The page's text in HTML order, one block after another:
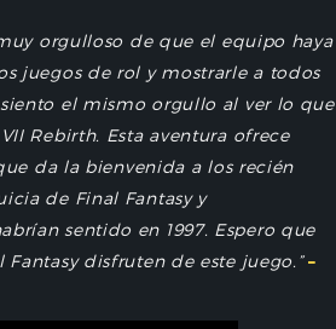
orgulloso de que el equipo haya
juegos de rol y mostrarle a todos
el mismo orgullo al ver lo que
Rebirth. Esta aventura ofrece
da la bienvenida a los recién
de Final Fantasy y
sentido en 1997. Espero que
disfruten de este juego.” –